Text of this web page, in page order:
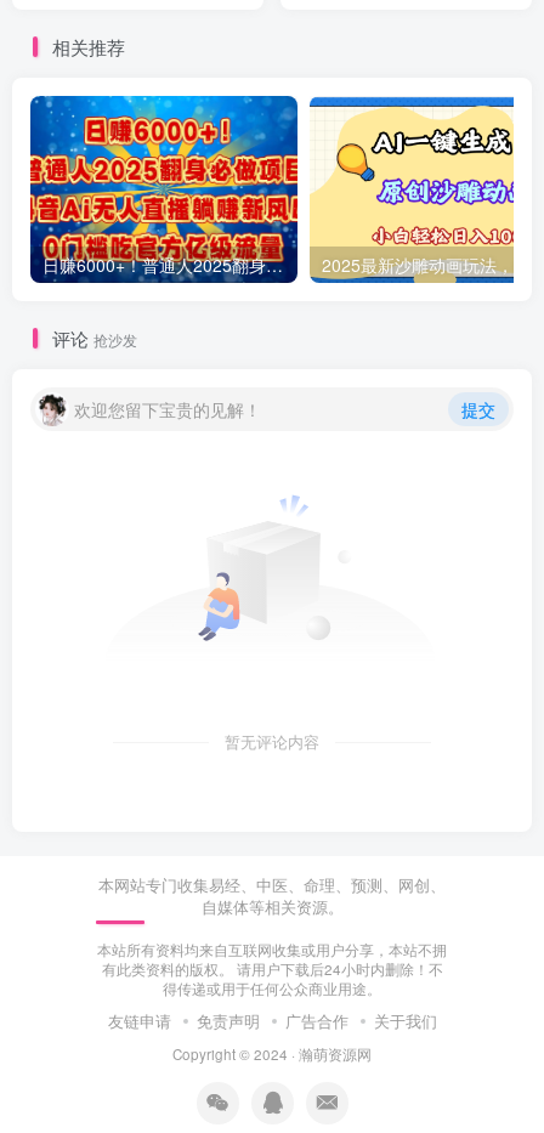
相关推荐
日赚6000+！普通人2025翻身必做项目，抖音Ai无人直播躺赚新风口，0门槛吃官方亿级流量
评论 抢沙发
欢迎您留下宝贵的见解！ 提交
暂无评论内容
本网站专门收集易经、中医、命理、预测、网创、
自媒体等相关资源。
本站所有资料均来自互联网收集或用户分享，本站不拥
有此类资料的版权。 请用户下载后24小时内删除！不
得传递或用于任何公众商业用途。
友链申请 免责声明 广告合作 关于我们
Copyright © 2024 · 瀚萌资源网